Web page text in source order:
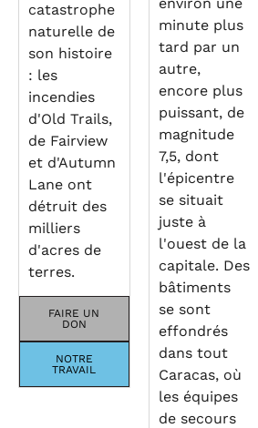
catastrophe
naturelle de
son histoire
: les
incendies
d'Old Trails,
de Fairview
et d'Autumn
Lane ont
détruit des
milliers
d'acres de
terres.
FAIRE UN
DON
NOTRE
TRAVAIL
minute plus
tard par un
autre,
encore plus
puissant, de
magnitude
7,5, dont
l'épicentre
se situait
juste à
l'ouest de la
capitale. Des
bâtiments
se sont
effondrés
dans tout
Caracas, où
les équipes
de secours